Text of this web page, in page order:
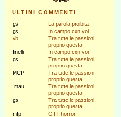
ULTIMI COMMENTI
gs
La parola proibita
gs
In campo con voi
vb
Tra tutte le passioni,
proprio questa
finelli
In campo con voi
gs
Tra tutte le passioni,
proprio questa
MCP
Tra tutte le passioni,
proprio questa
.mau.
Tra tutte le passioni,
proprio questa
gs
Tra tutte le passioni,
proprio questa
mfp
GTT horror